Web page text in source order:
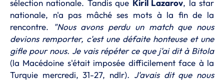
sélection nationale. Tandis que Kiril Lazarov, la star
nationale, n'a pas mâché ses mots à la fin de la
rencontre. "Nous avons perdu un match que nous
devions remporter, c'est une défaite honteuse et une
gifle pour nous. Je vais répéter ce que j'ai dit à Bitola
(la Macédoine s'était imposée difficilement face à la
Turquie mercredi, 31-27, ndlr). J'avais dit que nous